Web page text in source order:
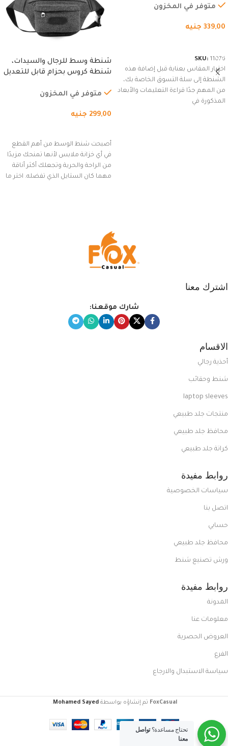
متوفر في المخزون
339,00 جنيه
SKU: 11076
اختيار المقاس بعناية قبل إضافة هذه
الشنطة إلى سلة التسوق الخاصة بك،
من المهم جدًا قراءة التعليمات والأبعاد
المذكورة في
شنطة وسط للرجال والسيدات،
شنطة كروس بحزام قابل للتعديل
السفر، الجري العادي، المشي
(رمادي)
متوفر في المخزون
299,00 جنيه
أصبحت شنط الوسط من أهم القطع
في أي خزانة ملابس لأنها تمنحك مزيدًا
من الراحة والحرية وتجعلك أكثر أناقة
مهما كان الستايل الذي تفضله. اختر ما
اشترك معنا
شارك موقعنا:
الاقسام
أحذية رجالي
شنط وحقائب
laptop sleeves
منتجات جلد طبيعي
محافظ جلد طبيعي
كراتة جلد طبيعي
روابط مفيدة
سياسات الخصوصية
اتصل بنا
حسابي
محافظ جلد طبيعي
ورش تصنيع شنط
روابط مفيدة
المدونة
معلومات عنا
العروض الحصرية
الفرع
سياسة الاستبدال والارجاع
FoxCasual تم إنشاؤه بواسطةMohamed Sayed
.
تحتاج مساعدة؟تواصل
معنا